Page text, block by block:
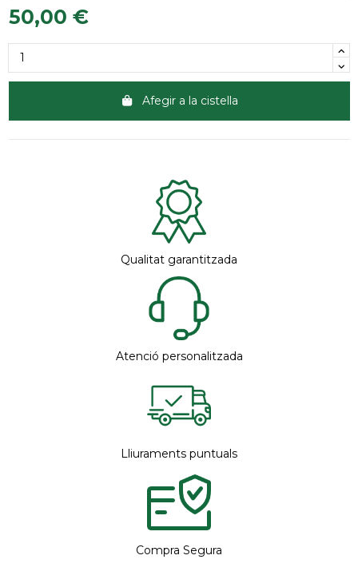
50,00 €
Afegir a la cistella
Qualitat garantitzada
Atenció personalitzada
Lliuraments puntuals
Compra Segura